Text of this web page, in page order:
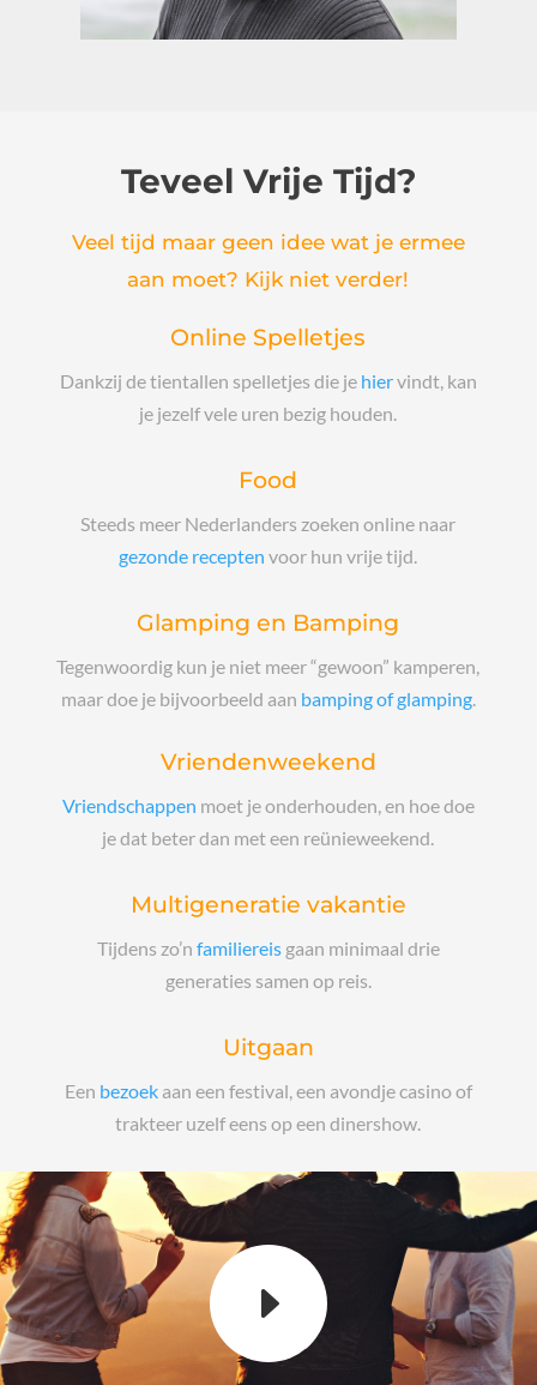
Teveel Vrije Tijd?
Veel tijd maar geen idee wat je ermee
aan moet? Kijk niet verder!
Online Spelletjes
Dankzij de tientallen spelletjes die je hiervindt, kan
je jezelf vele uren bezig houden.
Food
Steeds meer Nederlanders zoeken online naar
gezonde recepten voor hun vrije tijd.
Glamping en Bamping
Tegenwoordig kun je niet meer “gewoon” kamperen,
maar doe je bijvoorbeeld aan bamping of glamping.
Vriendenweekend
Vriendschappen moet je onderhouden, en hoe doe
je dat beter dan met een reünieweekend.
Multigeneratie vakantie
Tijdens zo’n familiereisgaan minimaal drie
generaties samen op reis.
Uitgaan
Een bezoekaan een festival, een avondje casino of
trakteer uzelf eens op een dinershow.
E